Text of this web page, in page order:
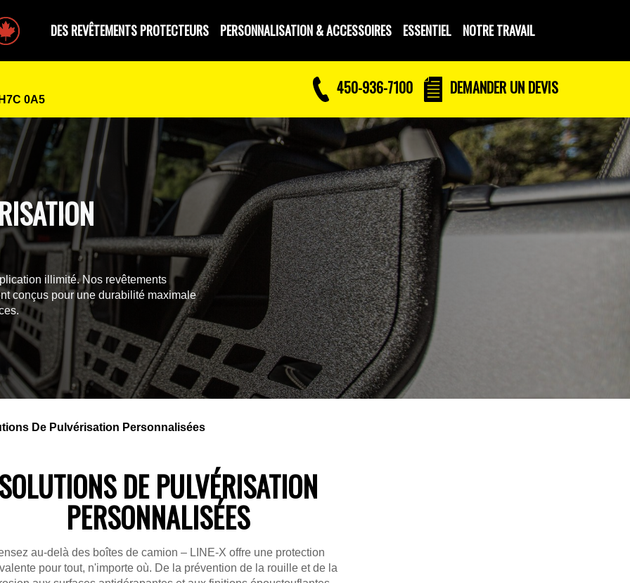
des Canadiens
DES REVÊTEMENTS PROTECTEURS PERSONNALISATION & ACCESSOIRES ESSENTIEL NOTRE TRAVAIL
0A5
450-936-7100 DEMANDER UN DEVIS
illimité. Nos revêtements
conçus pour une durabilité maximale
De Pulvérisation Personnalisées
DE PULVÉRISATION
PERSONNALISÉES
au-delà des boîtes de camion – LINE-X offre une protection
pour tout, n'importe où. De la prévention de la rouille et de la